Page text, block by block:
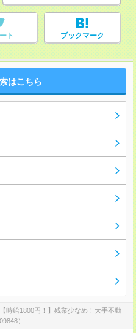
ト ブックマーク
はこちら
【時給1800円！】残業少なめ！大手不動
）